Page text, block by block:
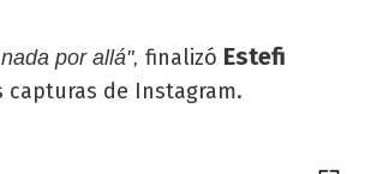
por allá", finalizó Estefi
capturas de Instagram.